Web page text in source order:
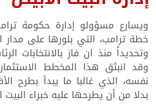
ويسارع مسؤولو إدارة حكومة
خطة ترامب، التي بلورها على مدار
وتحديداً منذ ان فاز بالانتخابات
وقد انبثق هذا المخطط
نفسه، الذي غالبا ما يبدأ بطرح
بدلا من أن يطرحها عليه خبراء البيت